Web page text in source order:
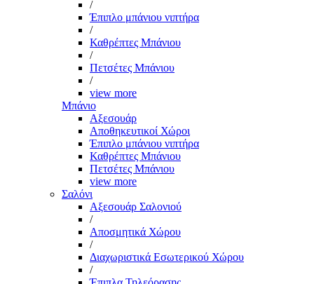
/
Έπιπλο μπάνιου νιπτήρα
/
Καθρέπτες Μπάνιου
/
Πετσέτες Μπάνιου
/
view more
Μπάνιο
Αξεσουάρ
Αποθηκευτικοί Χώροι
Έπιπλο μπάνιου νιπτήρα
Καθρέπτες Μπάνιου
Πετσέτες Μπάνιου
view more
Σαλόνι
Αξεσουάρ Σαλονιού
/
Αποσμητικά Χώρου
/
Διαχωριστικά Εσωτερικού Χώρου
/